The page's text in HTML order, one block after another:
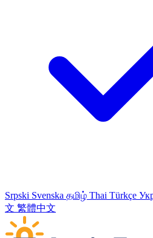
Srpski Svenska தமிழ் Thai Türkçe
文 繁體中文
Skip navigation links